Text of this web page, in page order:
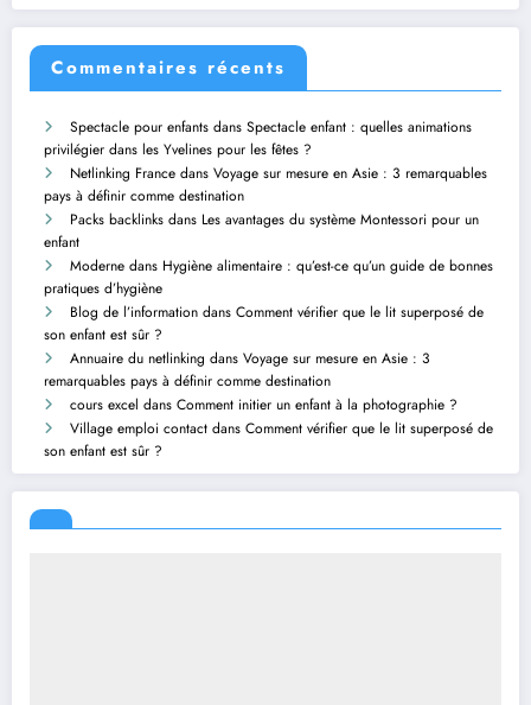
Commentaires récents
Spectacle pour enfants dans Spectacle enfant : quelles animations
privilégier dans les Yvelines pour les fêtes ?
Netlinking France dans Voyage sur mesure en Asie : 3 remarquables
pays à définir comme destination
Packs backlinks dans Les avantages du système Montessori pour un
enfant
Moderne dans Hygiène alimentaire : qu’est-ce qu’un guide de bonnes
pratiques d’hygiène
Blog de l’information dans Comment vérifier que le lit superposé de
son enfant est sûr ?
Annuaire du netlinking dans Voyage sur mesure en Asie : 3
remarquables pays à définir comme destination
cours excel dans Comment initier un enfant à la photographie ?
Village emploi contact dans Comment vérifier que le lit superposé de
son enfant est sûr ?